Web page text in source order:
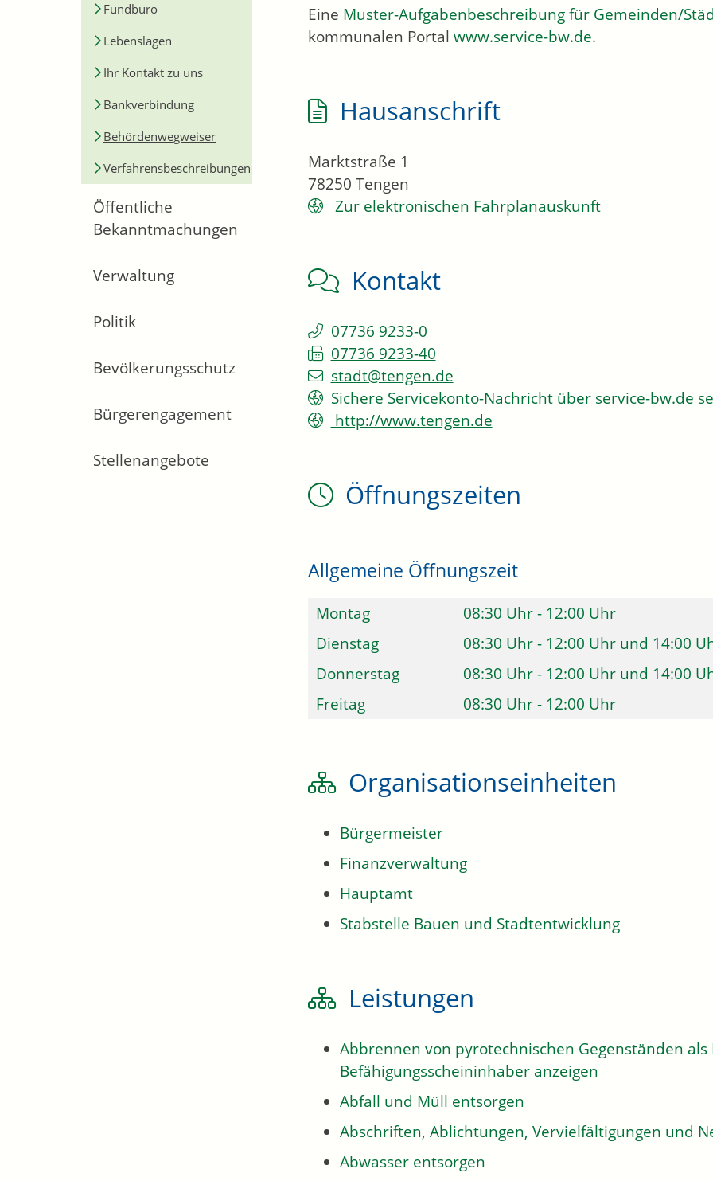
Fundbüro
Lebenslagen
Ihr Kontakt zu uns
Bankverbindung
Behördenwegweiser
Verfahrensbeschreibungen
Öffentliche
Bekanntmachungen
Verwaltung
Politik
Bevölkerungsschutz
Bürgerengagement
Stellenangebote
Eine Muster-Aufgabenbeschreibung für Gemeinden/
kommunalen Portal www.service-bw.de.
Hausanschrift
Marktstraße 1
78250 Tengen
Zur elektronischen Fahrplanauskunft
Kontakt
07736 9233-0
07736 9233-40
stadt@tengen.de
Sichere Servicekonto-Nachricht über service-bw.de
http://www.tengen.de
Öffnungszeiten
Allgemeine Öffnungszeit
Montag 08:30 Uhr- 12:00 Uhr
Dienstag
08:30 Uhr- 12:00 Uhr und 14:00
Donnerstag
08:30 Uhr- 12:00 Uhr und 14:00
Freitag
08:30 Uhr- 12:00 Uhr
Organisationseinheiten
Bürgermeister
Finanzverwaltung
Hauptamt
Stabstelle Bauen und Stadtentwicklung
Leistungen
Abbrennen von pyrotechnischen Gegenständen
Befähigungsscheininhaber anzeigen
Abfall und Müll entsorgen
Abschriften, Ablichtungen, Vervielfältigungen und
Abwasser entsorgen